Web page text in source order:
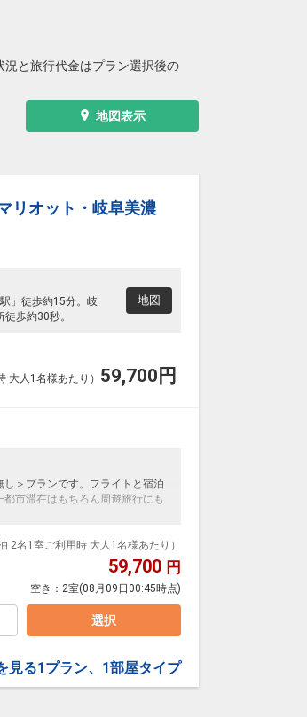
と旅行代金はプラン選択後の
地図表示
リオット・岐阜美濃
」徒歩約15分。岐
歩約30秒。
地図
大人1名様あたり） 59,700 円
＞プランです。フライトと宿泊
市滞在はもちろん周遊旅行にも
マイル50%貯まります。
時予約）が可能なプランもござ
2名1室ご利用時 大人1名様あたり）
59,700 円
空き： 2室(08月09日00:45時点)
選択
見る1プラン、1部屋タイプ